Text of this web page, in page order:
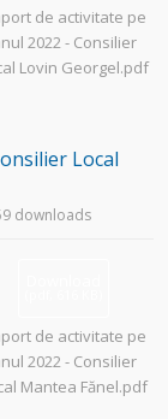
de activitate pe
2022 - Consilier
Lovin Georgel.pdf
Local
downloads
de activitate pe
2022 - Consilier
Mantea Fănel.pdf